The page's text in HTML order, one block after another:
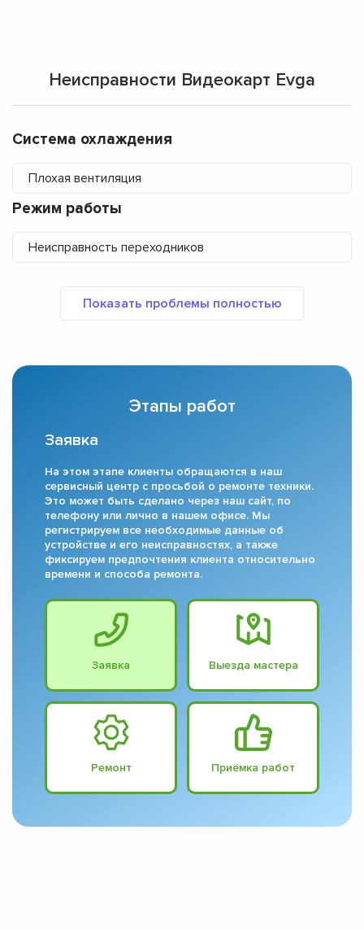
Неисправности Видеокарт Evga
Система охлаждения
Плохая вентиляция
Режим работы
Неисправность переходников
Этапы работ
Заявка
На этом этапе клиенты обращаются в наш
сервисный центр с просьбой о ремонте техники.
Это может быть сделано через наш сайт, по
телефону или лично в нашем офисе. Мы
регистрируем все необходимые данные об
устройстве и его неисправностях, а также
фиксируем предпочтения клиента относительно
времени и способа ремонта.
Заявка Выезда мастера
Ремонт Приёмка работ